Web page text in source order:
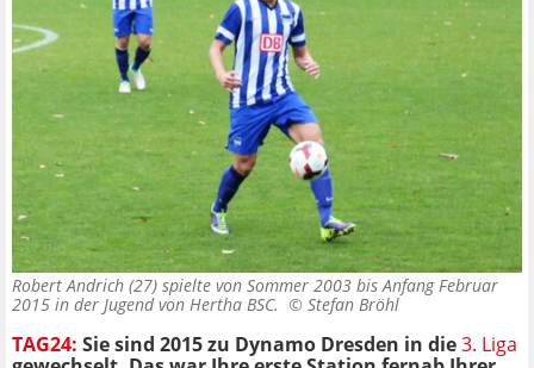
Robert Andrich (27) spielte von Sommer 2003 bis Anfang Februar
2015 in der Jugend von Hertha BSC. © Stefan Bröhl
TAG24: Sie sind 2015 zu Dynamo Dresden in die3. Liga